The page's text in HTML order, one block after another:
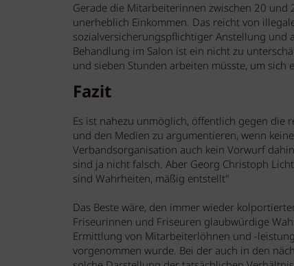
Gerade die Mitarbeiterinnen zwischen 20
unerheblich Einkommen. Das reicht von
sozialversicherungspflichtiger Anstellung
Behandlung im Salon ist ein nicht zu
und sieben Stunden arbeiten müsste, um
Fazit
Es ist nahezu unmöglich, öffentlich gegen
und den Medien zu argumentieren, wenn
Verbandsorganisation auch kein Vorwurf
sind ja nicht falsch. Aber Georg Christoph
sind Wahrheiten, mäßig entstellt"
Das Beste wäre, den immer wieder
Friseurinnen und Friseuren glaubwürdige
Ermittlung von Mitarbeiterlöhnen und -
vorgenommen wurde. Bei der auch in den